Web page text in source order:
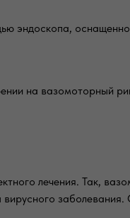
эндоскопа,
на вазомоторный
лечения. Так,
заболевания.